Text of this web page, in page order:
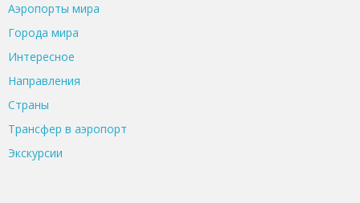
Аэропорты мира
Города мира
Интересное
Направления
Страны
Трансфер в аэропорт
Экскурсии